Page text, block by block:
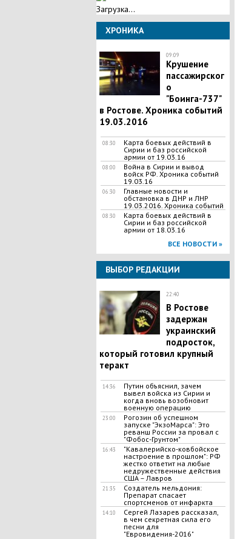
Загрузка...
ХРОНИКА
09:09
Крушение
пассажирског
о
"Боинга-737"
в Ростове. Хроника событий
19.03.2016
08:30
Карта боевых действий в
Сирии и баз российской
армии от 19.03.16
08:00
Война в Сирии и вывод
войск РФ. Хроника событий
19.03.16
06:30
Главные новости и
обстановка в ДНР и ЛНР
19.03.2016. Хроника событий
08:30
Карта боевых действий в
Сирии и баз российской
армии от 18.03.16
ВСЕ НОВОСТИ »
ВЫБОР РЕДАКЦИИ
22:40
В Ростове
задержан
украинский
подросток,
который готовил крупный
теракт
14:36
Путин объяснил, зачем
вывел войска из Сирии и
когда вновь возобновит
военную операцию
23:00
Рогозин об успешном
запуске "ЭкзоМарса": Это
реванш России за провал с
"Фобос-Грунтом"
16:43
"Кавалерийско-ковбойское
настроение в прошлом": РФ
жестко ответит на любые
недружественные действия
США – Лавров
21:35
Создатель мельдония:
Препарат спасает
спортсменов от инфаркта
14:10
Сергей Лазарев рассказал,
в чем секретная сила его
песни для
"Евровидения-2016"